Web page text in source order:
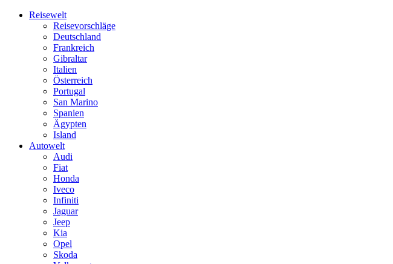
Skip
Reisewelt
Reisevorschläge
Deutschland
Frankreich
Gibraltar
Italien
Österreich
Portugal
San Marino
Spanien
Ägypten
Island
Autowelt
Audi
Fiat
Honda
Iveco
Infiniti
Jaguar
Jeep
Kia
Opel
Skoda